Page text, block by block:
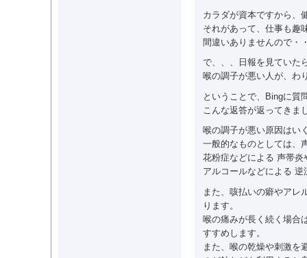
カラダが資本ですから、
それがあって、仕事も趣
間違いありませんので・
で、、、日報を見ていた
喉の調子が悪い人が、わ
ということで、Bingに質
こんな返答が返ってきま
喉の調子が悪い原因はい
一般的なものとしては、
花粉症などによる 声帯炎
アルコールなどによる
また、咳払いの癖やアレ
ります。
喉の痛みが長く続く場合
すすめします。
また、喉の乾燥や刺激を